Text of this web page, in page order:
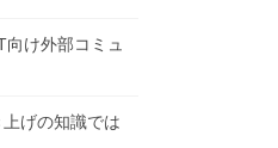
け外部コミュ
げの知識では